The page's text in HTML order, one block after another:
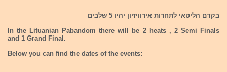
בקדם הליטאי לתחרות אירוויזיון יהיו 5 שלבים
In the Lituanian Pabandom there will be 2 heats , 2 Semi Finals
and 1 Grand Final.
Below you can find the dates of the events: